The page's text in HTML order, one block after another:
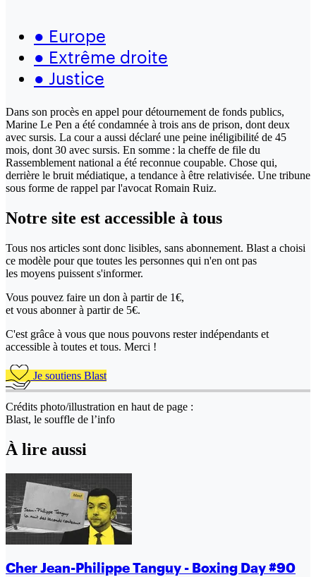
● Europe
● Extrême droite
● Justice
Dans son procès en appel pour détournement de fonds publics,
Marine Le Pen a été condamnée à trois ans de prison, dont deux
avec sursis. La cour a aussi déclaré une peine inéligibilité de 45
mois, dont 30 avec sursis. En somme : la cheffe de file du
Rassemblement national a été reconnue coupable. Chose qui,
derrière le bruit médiatique, a tendance à être relativisée. Une tribune
sous forme de rappel par l'avocat Romain Ruiz.
Notre site est accessible à tous
Tous nos articles sont donc lisibles, sans abonnement. Blast a choisi
ce modèle pour que toutes les personnes qui n'en ont pas
les moyens puissent s'informer.
Vous pouvez faire un don à partir de 1€,
et vous abonner à partir de 5€.
C'est grâce à vous que nous pouvons rester indépendants et
accessible à toutes et tous. Merci !
Je soutiens Blast
Crédits photo/illustration en haut de page :
Blast, le souffle de l’info
À lire aussi
Cher Jean-Philippe Tanguy - Boxing Day #90